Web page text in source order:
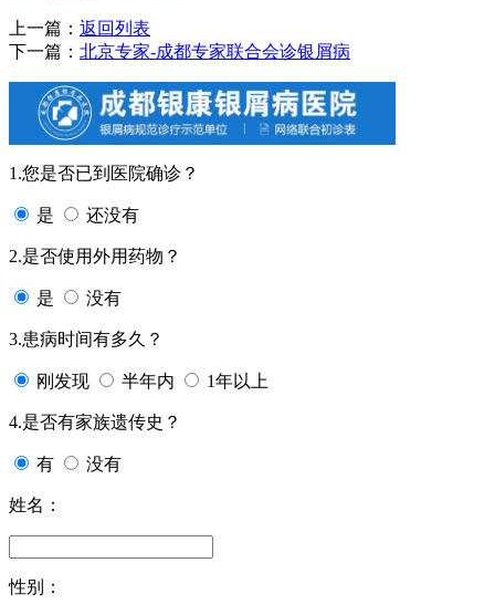
上一篇： 返回列表
下一篇： 北京专家-成都专家联合会诊银屑病
1.您是否已到医院确诊？
是 还没有
2.是否使用外用药物？
是 没有
3.患病时间有多久？
刚发现 半年内 1年以上
4.是否有家族遗传史？
有 没有
姓名：
性别：